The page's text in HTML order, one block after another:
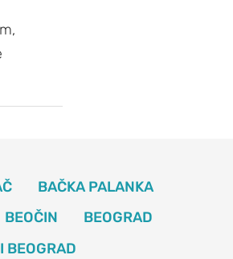
BAČKA PALANKA
BEOČIN
BEOGRAD
BEOGRAD